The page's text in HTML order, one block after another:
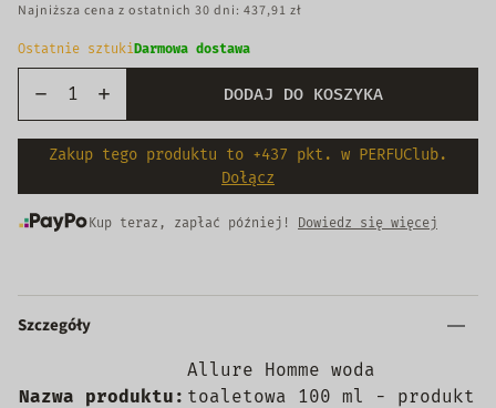
Najniższa cena z ostatnich 30 dni: 437,91 zł
Ostatnie sztukiDarmowa dostawa
DODAJ DO KOSZYKA
Zakup tego produktu to +437 pkt. w PERFUClub.
Dołącz
Kup teraz, zapłać później! Dowiedz się więcej
Szczegóły
Nazwa produktu:
Allure Homme woda
toaletowa 100 ml - produkt